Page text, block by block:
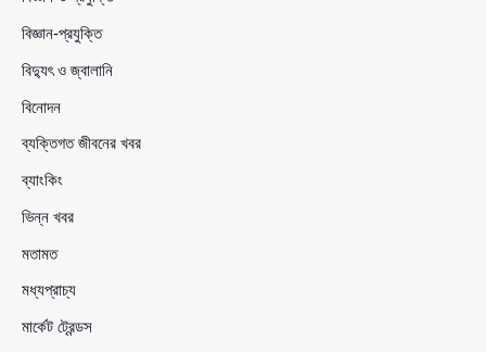
বিজ্ঞান-প্রযুক্তি
বিদ্যুৎ ও জ্বালানি
বিনোদন
ব্যক্তিগত জীবনের খবর
ব্যাংকিং
ভিন্ন খবর
মতামত
মধ্যপ্রাচ্য
মার্কেট ট্রেন্ডস